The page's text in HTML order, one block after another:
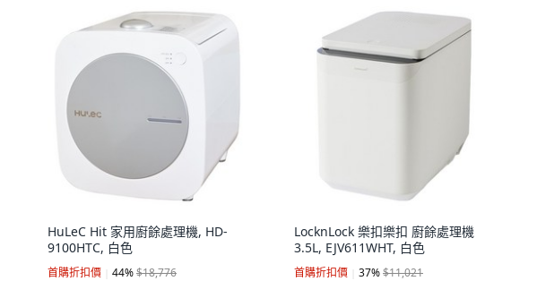
HuLeC Hit 家用廚餘處理機, HD-
9100HTC, 白色
首購折扣價 44%$18,776
LocknLock 樂扣樂扣 廚餘處理機
3.5L, EJV611WHT, 白色
首購折扣價 37%$11,021